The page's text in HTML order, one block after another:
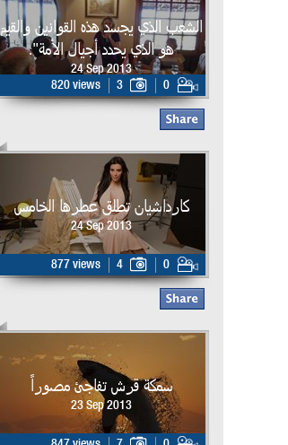
الشعب الذي يجسد هذه القوانين والقيم
هو الذي يحدد أجيال الأمة".
24 Sep 2013
820 views
3 0
كارداشيان تطلق عطرها الخامس
24 Sep 2013
877 views 4 0
سمكة قرش تفاجئ مصوراً
23 Sep 2013